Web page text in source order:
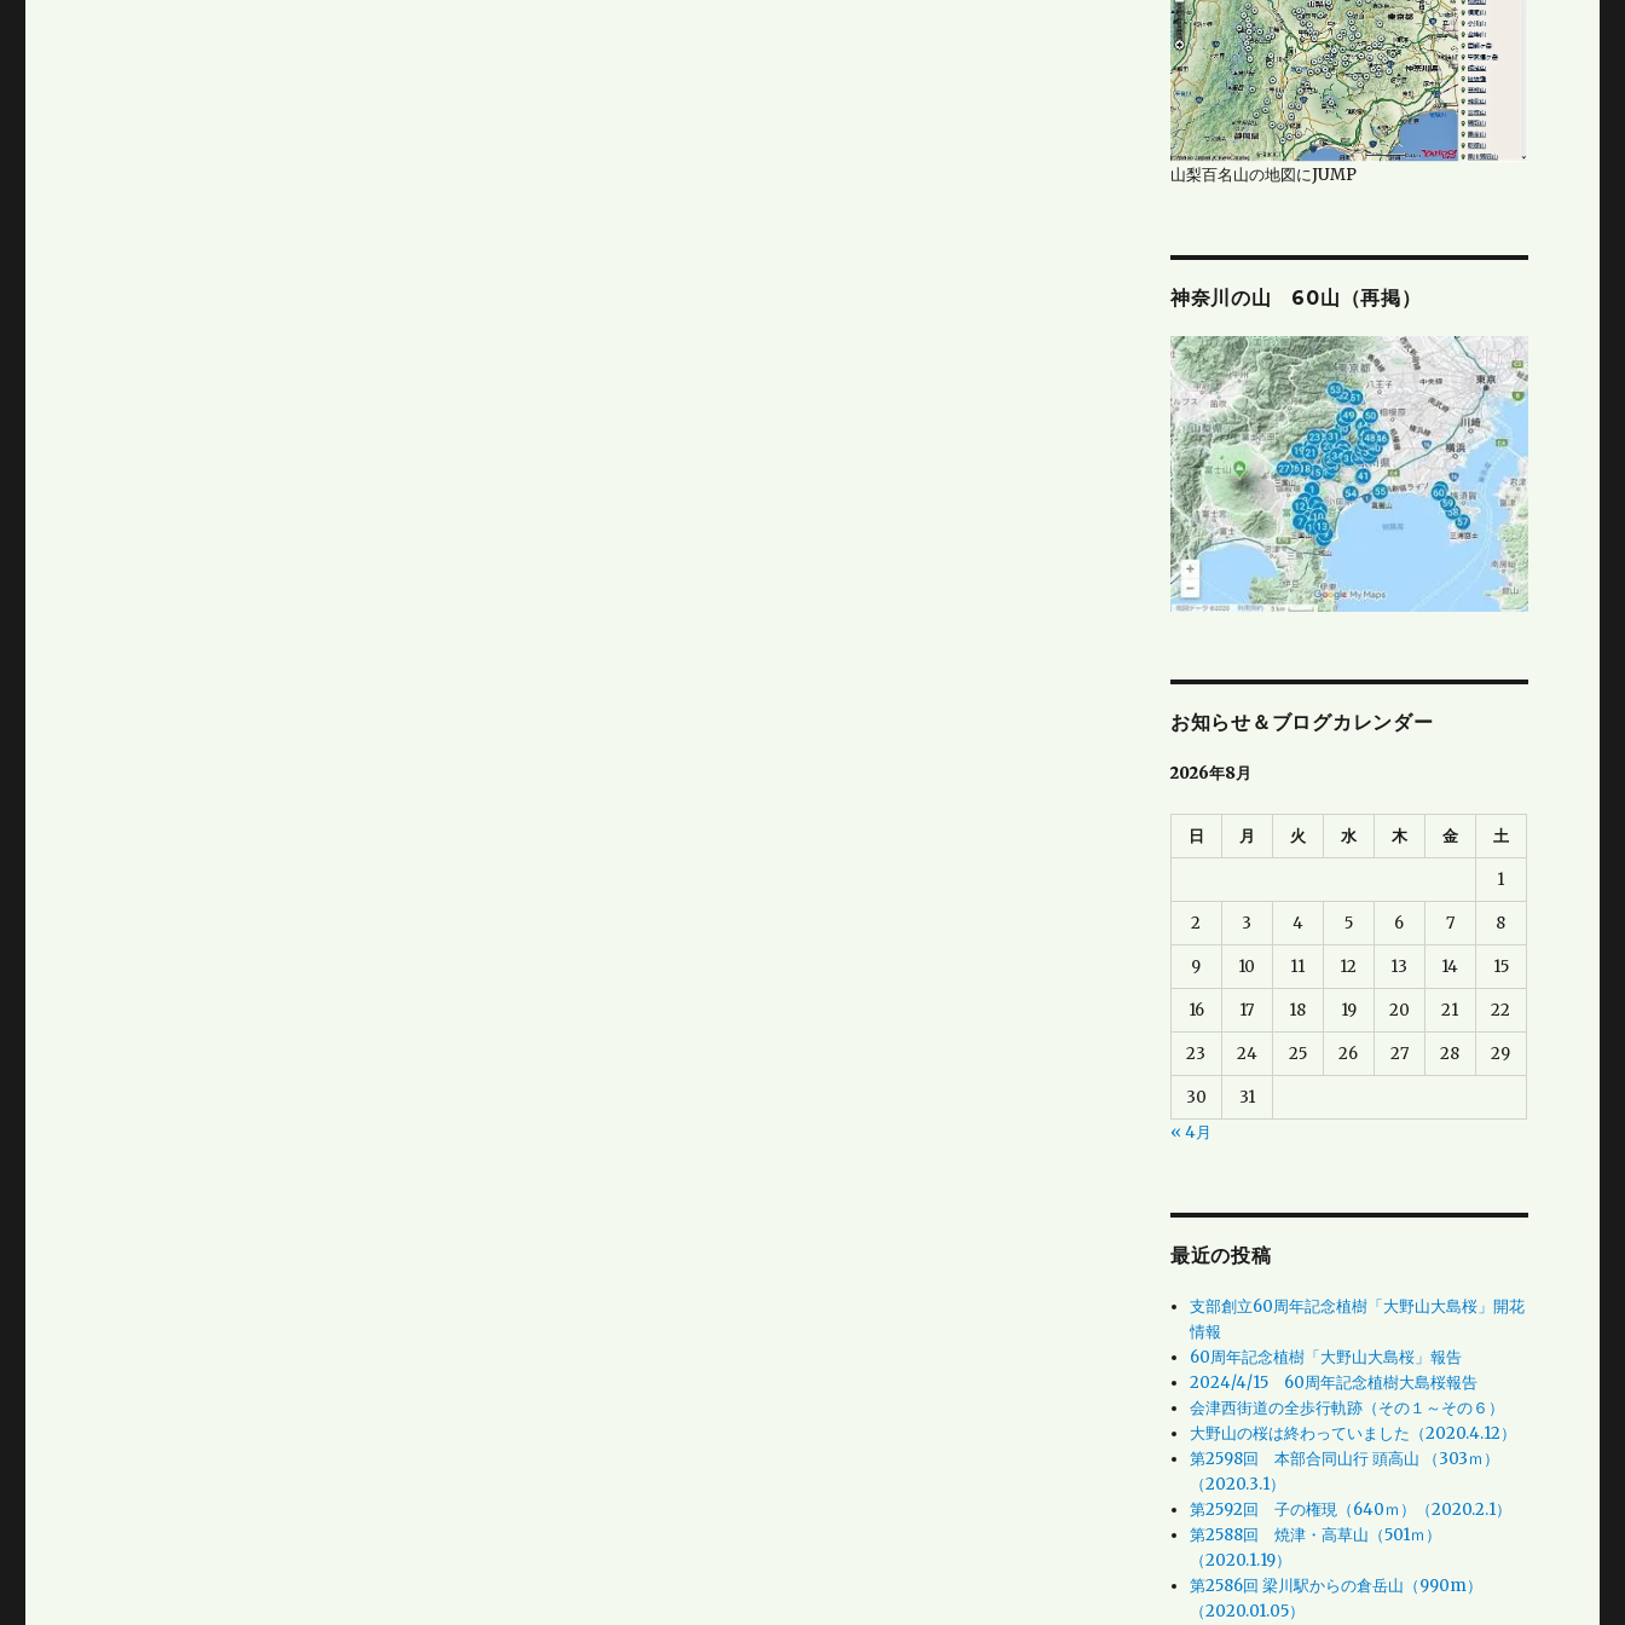
山梨百名山の地図にJUMP
神奈川の山 60山（再掲）
お知らせ＆ブログカレンダー
2026年8月
日 月 火 水 木 金 土
1
2 3 4 5 6 7 8
9 10 11 12 13 14 15
16 17 18 19 20 21 22
23 24 25 26 27 28 29
30
31
« 4月
最近の投稿
支部創立60周年記念植樹「大野山大島桜」開花
情報
60周年記念植樹「大野山大島桜」報告
2024/4/15 60周年記念植樹大島桜報告
会津西街道の全歩行軌跡（その１～その６）
大野山の桜は終わっていました（2020.4.12）
第2598回 本部合同山行 頭高山 （303ｍ）
（2020.3.1）
第2592回 子の権現（640ｍ）（2020.2.1）
第2588回 焼津・高草山（501ｍ）
（2020.1.19）
第2586回 梁川駅からの倉岳山（990m）
（2020.01.05）